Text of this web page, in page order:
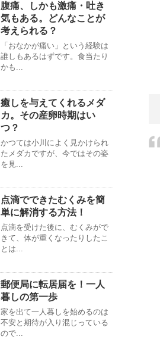
腹痛、しかも激痛・吐き
気もある。どんなことが
考えられる？
「おなかが痛い」という経験は
誰しもあるはずです。食当たり
かも...
癒しを与えてくれるメダ
カ。その産卵時期はい
つ？
かつては小川によく見かけられ
たメダカですが、今ではその姿
を見...
点滴でできたむくみを簡
単に解消する方法！
点滴を受けた後に、むくみがで
きて、体が重くなったりしたこ
とは...
郵便局に転居届を！一人
暮しの第一歩
家を出て一人暮しを始めるのは
不安と期待が入り混じっている
ので...